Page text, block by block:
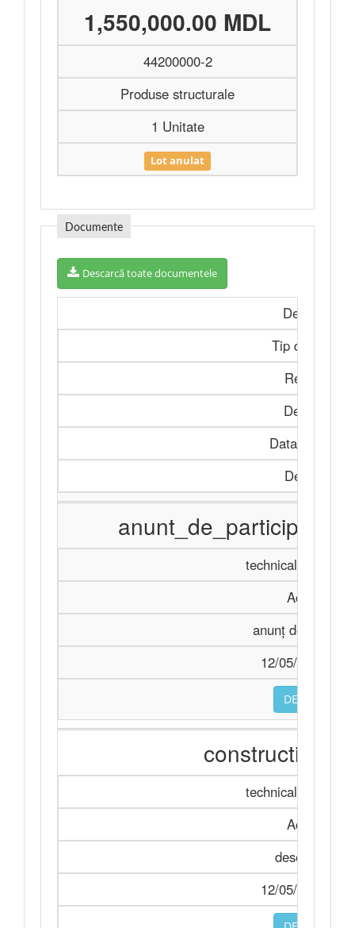
1,550,000.00 MDL
44200000-2
Produse structurale
1 Unitate
Lot anulat
Documente
Descarcă toate documentele
Denumire
Tip document
Referința
Descriere
Data publicării
Descarcă
Achiziție
anunț de
12/05/2026
DESCARCA
constructia
Achiziție
desen tehnic
12/05/2026